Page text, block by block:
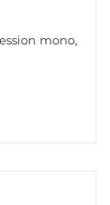
mono,